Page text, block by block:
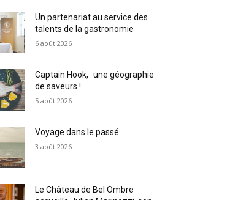
Un partenariat au service des
talents de la gastronomie
6 août 2026
Captain Hook, une géographie
de saveurs !
5 août 2026
Voyage dans le passé
3 août 2026
Le Château de Bel Ombre